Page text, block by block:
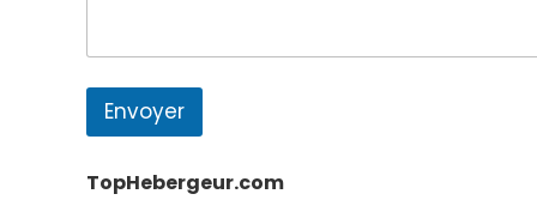
Envoyer
TopHebergeur.com